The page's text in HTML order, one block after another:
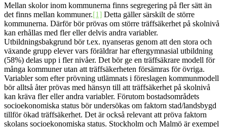
Mellan skolor inom kommunerna finns segregering på fler sätt än
det finns mellan kommuner.[1] Detta gäller särskilt de större
kommunerna. Därför bör prövas om större träffsäkerhet på skolnivå
kan erhållas med fler eller delvis andra variabler.
Utbildningsbakgrund bör t.ex. nyanseras genom att den stora och
växande grupp elever vars föräldrar har eftergymnasial utbildning
(58%) delas upp i fler nivåer. Det bör ge en träffsäkrare modell för
många kommuner utan att träffsäkerheten försämras för övriga.
Variabler som efter prövning utlämnats i föreslagen kommunmodell
bör alltså åter prövas med hänsyn till att träffsäkerhet på skolnivå
kan kräva fler eller andra variabler. Förutom bostadsområdets
socioekonomiska status bör undersökas om faktorn stad/landsbygd
tillför ökad träffsäkerhet. Det är också relevant att pröva faktorn
skolans socioekonomiska status. Stockholm och Malmö är exempel